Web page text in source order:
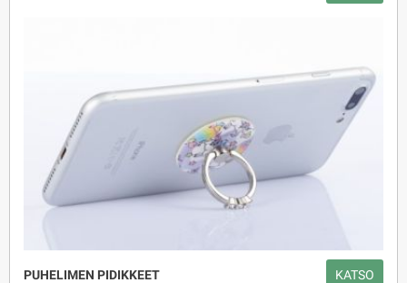
PUHELIMEN PIDIKKEET KATSO